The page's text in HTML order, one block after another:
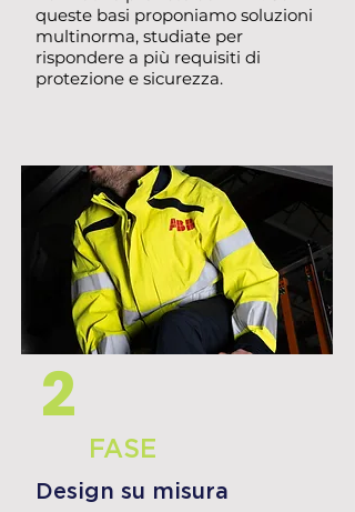
queste basi proponiamo soluzioni
multinorma, studiate per
rispondere a più requisiti di
protezione e sicurezza.
2
FASE
Design su misura